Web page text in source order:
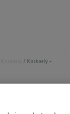
Kinkiety -